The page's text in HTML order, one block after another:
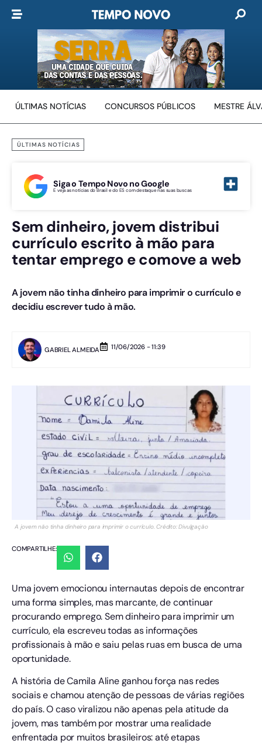
ÚLTIMAS NOTÍCIAS CONCURSOS PÚBLICOS MESTRE
ÚLTIMAS NOTÍCIAS
Siga o Tempo Novo no Google
E veja as notícias do Brasil e do ES com destaque nas suas buscas
Sem dinheiro, jovem distribui
currículo escrito à mão para
tentar emprego e comove a web
A jovem não tinha dinheiro para imprimir o currículo e
decidiu escrever tudo à mão.
GABRIEL ALMEIDA 11/06/2026 - 11:39
A jovem não tinha dinheiro para imprimir o currículo. Crédito: Divulgação
COMPARTILHE:
Uma jovem emocionou internautas depois de encontrar
uma forma simples, mas marcante, de continuar
procurando emprego. Sem dinheiro para imprimir um
currículo, ela escreveu todas as informações
profissionais à mão e saiu pelas ruas em busca de uma
oportunidade.
A história de Camila Aline ganhou força nas redes
sociais e chamou atenção de pessoas de várias regiões
do país. O caso viralizou não apenas pela atitude da
jovem, mas também por mostrar uma realidade
enfrentada por muitos brasileiros: até etapas